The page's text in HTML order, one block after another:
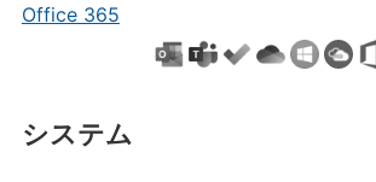
Office 365
システム